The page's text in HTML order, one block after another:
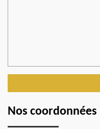
Nos coordonnées